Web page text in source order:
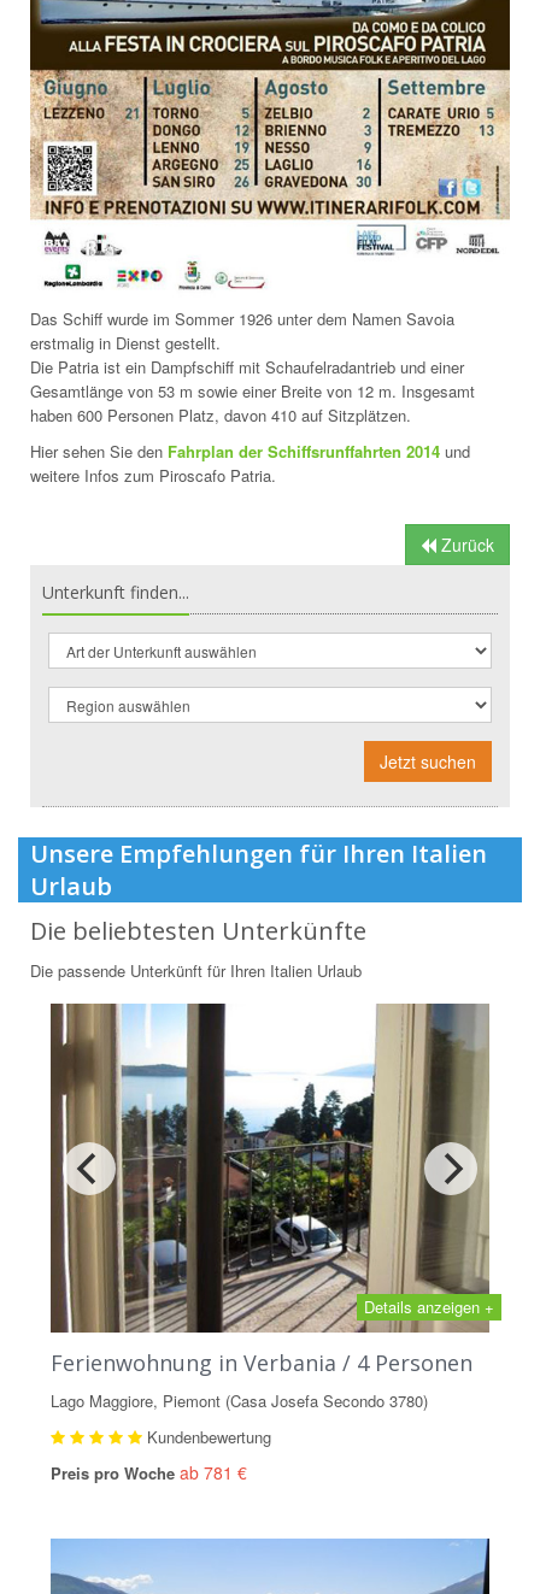
Das Schiff wurde im Sommer 1926 unter dem Namen Savoia
erstmalig in Dienst gestellt.
Die Patria ist ein Dampfschiff mit Schaufelradantrieb und einer
Gesamtlänge von 53 m sowie einer Breite von 12 m. Insgesamt
haben 600 Personen Platz, davon 410 auf Sitzplätzen.
Hier sehen Sie den Fahrplan der Schiffsrunffahrten 2014 und
weitere Infos zum Piroscafo Patria.
Zurück
Unterkunft finden...
Jetzt suchen
Unsere Empfehlungen für Ihren Italien
Urlaub
Die beliebtesten Unterkünfte
Die passende Unterkünft für Ihren Italien Urlaub
Details anzeigen +
Ferienwohnung in Verbania / 4 Personen
Lago Maggiore, Piemont (Casa Josefa Secondo 3780)
Kundenbewertung
Preis pro Woche ab 781 €